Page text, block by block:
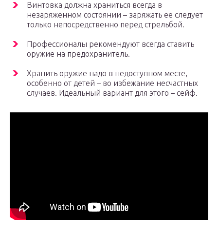
Винтовка должна храниться всегда в
незаряженном состоянии – заряжать ее следует
только непосредственно перед стрельбой.
Профессионалы рекомендуют всегда ставить
оружие на предохранитель.
Хранить оружие надо в недоступном месте,
особенно от детей – во избежание несчастных
случаев. Идеальный вариант для этого – сейф.